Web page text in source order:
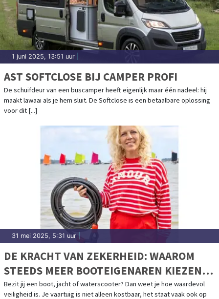
1 juni 2025, 13:51 uur
AST SOFTCLOSE BIJ CAMPER PROFI
De schuifdeur van een buscamper heeft eigenlijk maar één nadeel: hij
maakt lawaai als je hem sluit. De Softclose is een betaalbare oplossing
voor dit [...]
31 mei 2025, 5:31 uur
DE KRACHT VAN ZEKERHEID: WAAROM
STEEDS MEER BOOTEIGENAREN KIEZEN
VOOR CAVO KABELSLOTEN
Bezit jij een boot, jacht of waterscooter? Dan weet je hoe waardevol
veiligheid is. Je vaartuig is niet alleen kostbaar, het staat vaak ook op